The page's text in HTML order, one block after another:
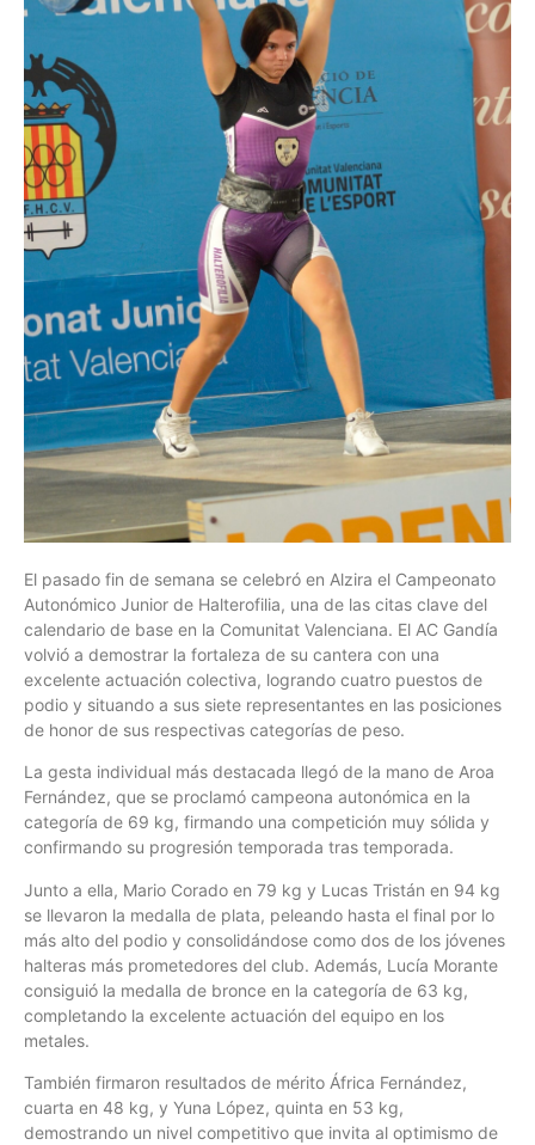
El pasado fin de semana se celebró en Alzira el Campeonato
Autonómico Junior de Halterofilia, una de las citas clave del
calendario de base en la Comunitat Valenciana. El AC Gandía
volvió a demostrar la fortaleza de su cantera con una
excelente actuación colectiva, logrando cuatro puestos de
podio y situando a sus siete representantes en las posiciones
de honor de sus respectivas categorías de peso.
La gesta individual más destacada llegó de la mano de Aroa
Fernández, que se proclamó campeona autonómica en la
categoría de 69 kg, firmando una competición muy sólida y
confirmando su progresión temporada tras temporada.
Junto a ella, Mario Corado en 79 kg y Lucas Tristán en 94 kg
se llevaron la medalla de plata, peleando hasta el final por lo
más alto del podio y consolidándose como dos de los jóvenes
halteras más prometedores del club. Además, Lucía Morante
consiguió la medalla de bronce en la categoría de 63 kg,
completando la excelente actuación del equipo en los
metales.
También firmaron resultados de mérito África Fernández,
cuarta en 48 kg, y Yuna López, quinta en 53 kg,
demostrando un nivel competitivo que invita al optimismo de